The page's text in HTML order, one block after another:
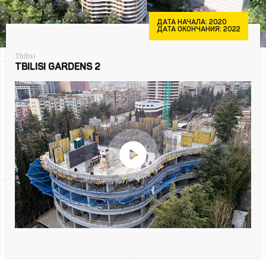
Tbilisi
TBILISI GARDENS 2
ДАТА НАЧАЛА: 2020
ДАТА ОКОНЧАНИЯ: 2022